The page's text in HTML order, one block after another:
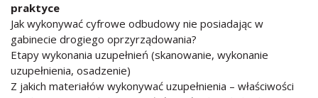
praktyce
Jak wykonywać cyfrowe odbudowy nie posiadając w
gabinecie drogiego oprzyrządowania?
Etapy wykonania uzupełnień (skanowanie, wykonanie
uzupełnienia, osadzenie)
Z jakich materiałów wykonywać uzupełnienia – właściwości